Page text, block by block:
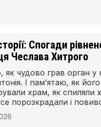
Спогади
Чеслава Хитрого
чудово грав орган у
І пам’ятаю, як
храм, як спиляли
порозкрадали і
але ми все одно
збиратися по